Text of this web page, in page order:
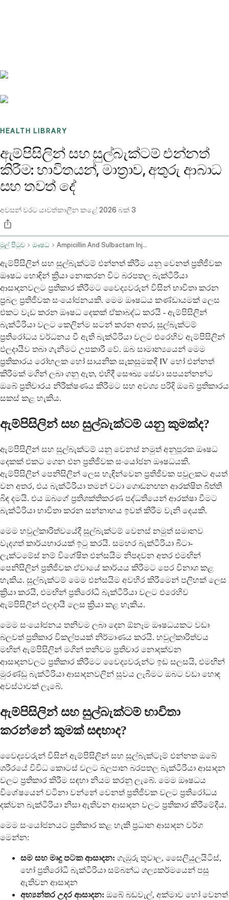
HEALTH LIBRARY
ඇම්පිසිලින් සහ සුල්බැක්ටම් එන්නත්
කිරීම: භාවිතයන්, මාත්‍රාව, අතුරු ආබාධ
සහ තවත් දේ
අවසන් වරට යාවත්කාලීන කළේ2026 බක් 3
මුල් පිටුව ඖෂධ Ampicillin And Sulbactam Injection Route
ඇම්පිසිලින් සහ සුල්බැක්ටම් එන්නත් කිරීම යනු වෙනත් ප්‍රතිජීවක
ඖෂධ හොඳින් ක්‍රියා නොකරන විට බරපතල බැක්ටීරියා
ආසාදනවලට ප්‍රතිකාර කිරීමට වෛද්‍යවරුන් විසින් භාවිතා කරන
ප්‍රබල ප්‍රතිජීවක සංයෝජනයකි. මෙම ඖෂධය කණ්ඩායමක් ලෙස
එකට වැඩ කරන ඖෂධ දෙකක් ඒකාබද්ධ කරයි - ඇම්පිසිලින්
බැක්ටීරියා වලට කෙලින්ම සටන් කරන අතර, සුල්බැක්ටම්
ප්‍රතිරෝධය වර්ධනය වී ඇති බැක්ටීරියා වලට එරෙහිව ඇම්පිසිලින්
ඵලදායීව තබා ගැනීමට උපකාරී වේ. ඔබ සාමාන්‍යයෙන් මෙම
ප්‍රතිකාරය රෝහලක හෝ සායනික සැකසුමකදී IV හෝ එන්නත්
කිරීමක් මගින් ලබා ගනු ඇත, එහිදී සෞඛ්‍ය සේවා සපයන්නන්ට
ඔබේ ප්‍රතිචාරය නිරීක්ෂණය කිරීමට සහ අවශ්‍ය පරිදි ඔබේ ප්‍රතිකාරය
සකස් කළ හැකිය.
ඇම්පිසිලින් සහ සුල්බැක්ටම් යනු කුමක්ද?
ඇම්පිසිලින් සහ සුල්බැක්ටම් යනු වෙනස් නමුත් අනුපූරක ඖෂධ
දෙකක් එකට ගෙන එන ප්‍රතිජීවක සංයෝජන ඖෂධයකි.
ඇම්පිසිලින් පෙනිසිලින් ලෙස හැඳින්වෙන ප්‍රතිජීවක පවුලකට අයත්
වන අතර, එය බැක්ටීරියා තමන් වටා ගොඩනඟන ආරක්ෂිත බිත්ති
බිඳ දමයි. එය ඔබගේ ප්‍රතිශක්තිකරණ පද්ධතියෙන් ආරක්ෂා වීමට
බැක්ටීරියා භාවිතා කරන සන්නාහය ඉවත් කිරීම වැනි දෙයකි.
මෙම හවුල්කාරිත්වයේදී සුල්බැක්ටම් වෙනස් නමුත් සමානව
වැදගත් කාර්යභාරයක් ඉටු කරයි. සමහර බැක්ටීරියා බීටා-
ලැක්ටමේස් නම් විශේෂිත එන්සයිම නිපදවන අතර එමඟින්
පෙනිසිලින් ප්‍රතිජීවක ඒවායේ කාර්යය කිරීමට පෙර විනාශ කළ
හැකිය. සුල්බැක්ටම් මෙම එන්සයිම අවහිර කිරීමෙන් පලිහක් ලෙස
ක්‍රියා කරයි, එමඟින් ප්‍රතිරෝධී බැක්ටීරියා වලට එරෙහිව
ඇම්පිසිලින් ඵලදායී ලෙස ක්‍රියා කළ හැකිය.
මෙම සංයෝජනය තනිවම ලබා දෙන ඕනෑම ඖෂධයකට වඩා
බලවත් ප්‍රතිකාර විකල්පයක් නිර්මාණය කරයි. හවුල්කාරිත්වය
මඟින් ඇම්පිසිලින් මගින් තනිවම ප්‍රතිචාර නොදක්වන
ආසාදනවලට ප්‍රතිකාර කිරීමට වෛද්‍යවරුන්ට ඉඩ සලසයි, එමඟින්
මුරණ්ඩු බැක්ටීරියා ආසාදනවලින් සුවය ලැබීමට ඔබට වඩා හොඳ
අවස්ථාවක් ලැබේ.
ඇම්පිසිලින් සහ සුල්බැක්ටම් භාවිතා
කරන්නේ කුමක් සඳහාද?
වෛද්‍යවරුන් විසින් ඇම්පිසිලින් සහ සුල්බැක්ටෑම් එන්නත ඔබේ
ශරීරයේ විවිධ කොටස් වලට බලපාන බරපතල බැක්ටීරියා ආසාදන
වලට ප්‍රතිකාර කිරීම සඳහා නියම කරනු ලැබේ. මෙම ඖෂධය
විශේෂයෙන් වටිනා වන්නේ වෙනත් ප්‍රතිජීවක වලට ප්‍රතිරෝධය
දක්වන බැක්ටීරියා නිසා ඇතිවන ආසාදන වලට ප්‍රතිකාර කිරීමේදීය.
මෙම සංයෝජනයට ප්‍රතිකාර කළ හැකි ප්‍රධාන ආසාදන වර්ග
මෙන්න:
සම සහ මෘදු පටක ආසාදන: ගැඹුරු තුවාල, සෛලියුලයිටිස්,
හෝ ප්‍රතිරෝධී බැක්ටීරියා සම්බන්ධ ශල්‍යකර්මයෙන් පසු
ඇතිවන ආසාදන
අභ්‍යන්තර උදර ආසාදන: ඔබේ බඩවැල්, අක්මාව හෝ වෙනත්